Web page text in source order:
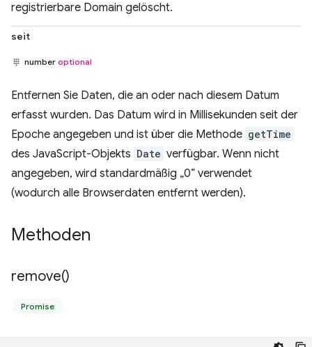
registrierbare Domain gelöscht.
seit
number optional
Entfernen Sie Daten, die an oder nach diesem Datum
erfasst wurden. Das Datum wird in Millisekunden seit der
Epoche angegeben und ist über die Methode getTime
des JavaScript-Objekts Date verfügbar. Wenn nicht
angegeben, wird standardmäßig „0“ verwendet
(wodurch alle Browserdaten entfernt werden).
Methoden
remove()
Promise